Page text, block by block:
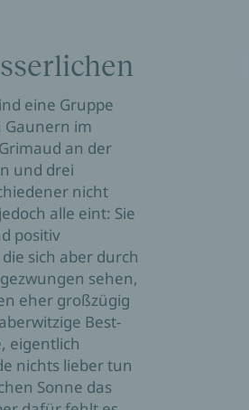
eine Gruppe
Gaunern im
an der
und drei
nicht
alle eint: Sie
positiv
sich aber durch
sehen,
eher großzügig
Best-
eigentlich
nichts lieber tun
Sonne das